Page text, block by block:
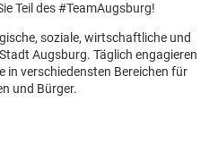
Teil des #TeamAugsburg!
soziale, wirtschaftliche und
Augsburg. Täglich engagieren
in verschiedensten Bereichen für
und Bürger.